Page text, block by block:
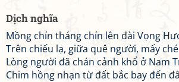
Dịch nghĩa
Mồng chín tháng chín lên đài Vọng
Trên chiếu lạ, giữa quê người, mấy
Lòng người đã chán cảnh khổ ở Nam
Chim hồng nhạn từ đất bắc bay đến